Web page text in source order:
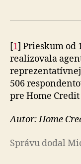
[1] Prieskum od
realizovala
506
pre Home
Autor: Home
Správu dodal